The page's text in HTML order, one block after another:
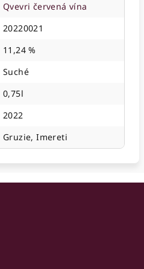
Qvevri červená vína
20220021
11,24 %
Suché
0,75l
2022
Gruzie, Imereti